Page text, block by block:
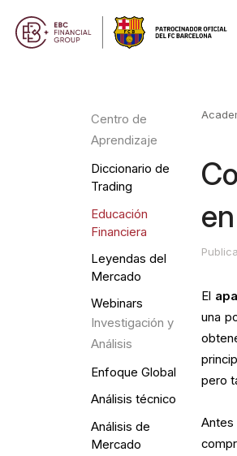
Centro de
Aprendizaje
Diccionario de
Trading
Educación
Financiera
Leyendas del
Mercado
Webinars
Investigación y
Análisis
Enfoque Global
Análisis técnico
Análisis de
Mercado
El
una
pero